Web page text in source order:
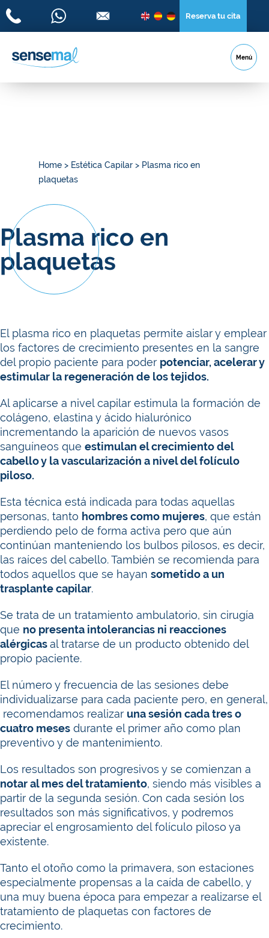
Reserva tu cita
Menú
Home > Estética Capilar > Plasma rico en
plaquetas
Plasma rico en
plaquetas
El plasma rico en plaquetas permite aislar y emplear
los factores de crecimiento presentes en la sangre
del propio paciente para poder potenciar, acelerar y
estimular la regeneración de los tejidos.
Al aplicarse a nivel capilar estimula la formación de
colágeno, elastina y ácido hialurónico
incrementando la aparición de nuevos vasos
sanguíneos que estimulan el crecimiento del
cabello y la vascularización a nivel del folículo
piloso.
Esta técnica está indicada para todas aquellas
personas, tanto hombres como mujeres, que están
perdiendo pelo de forma activa pero que aún
continúan manteniendo los bulbos pilosos, es decir,
las raíces del cabello. También se recomienda para
todos aquellos que se hayan sometido a un
trasplante capilar.
Se trata de un tratamiento ambulatorio, sin cirugía
que no presenta intolerancias ni reacciones
alérgicasal tratarse de un producto obtenido del
propio paciente.
El número y frecuencia de las sesiones debe
individualizarse para cada paciente pero, en general,
recomendamos realizar una sesión cada tres o
cuatro meses durante el primer año como plan
preventivo y de mantenimiento.
Los resultados son progresivos y se comienzan a
notar al mes del tratamiento, siendo más visibles a
partir de la segunda sesión. Con cada sesión los
resultados son más significativos, y podremos
apreciar el engrosamiento del folículo piloso ya
existente.
Tanto el otoño como la primavera, son estaciones
especialmente propensas a la caída de cabello, y
una muy buena época para empezar a realizarse el
tratamiento de plaquetas con factores de
crecimiento.